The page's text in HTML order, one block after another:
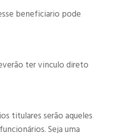
beneficiario pode
ter vinculo direto
titulares serão aqueles
Seja uma